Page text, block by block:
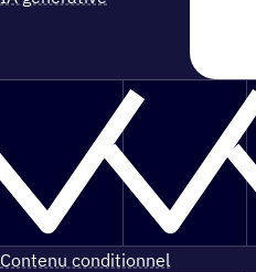
Contenu conditionnel